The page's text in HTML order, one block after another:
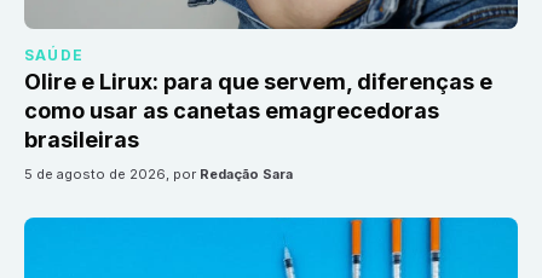
SAÚDE
Olire e Lirux: para que servem, diferenças e
como usar as canetas emagrecedoras
brasileiras
5 de agosto de 2026, por Redação Sara